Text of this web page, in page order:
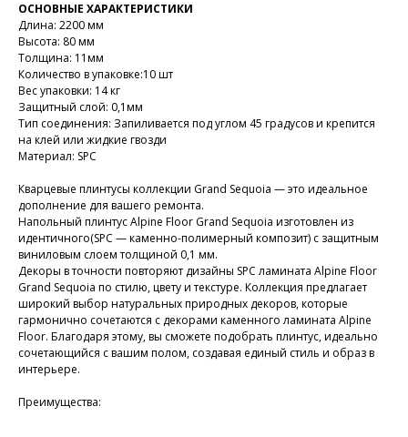
ОСНОВНЫЕ ХАРАКТЕРИСТИКИ
Длина: 2200 мм
Высота: 80 мм
Толщина: 11мм
Количество в упаковке:10 шт
Вес упаковки: 14 кг
Защитный слой: 0,1мм
Тип соединения: Запиливается под углом 45 градусов и крепится
на клей или жидкие гвозди
Материал: SPC
Кварцевые плинтусы коллекции Grand Sequoia — это идеальное
дополнение для вашего ремонта.
Напольный плинтус Alpine Floor Grand Sequoia изготовлен из
идентичного(SPC — каменно-полимерный композит) с защитным
виниловым слоем толщиной 0,1 мм.
Декоры в точности повторяют дизайны SPC ламината Alpine Floor
Grand Sequoia по стилю, цвету и текстуре. Коллекция предлагает
широкий выбор натуральных природных декоров, которые
гармонично сочетаются с декорами каменного ламината Alpine
Floor. Благодаря этому, вы сможете подобрать плинтус, идеально
сочетающийся с вашим полом, создавая единый стиль и образ в
интерьере.
Преимущества: